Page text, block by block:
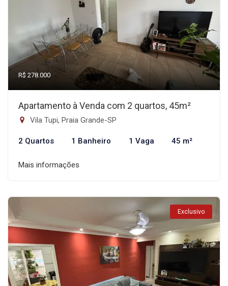
R$ 278.000
Apartamento à Venda com 2 quartos, 45m²
Vila Tupi, Praia Grande-SP
2 Quartos 1 Banheiro 1 Vaga 45 m²
Mais informações
Exclusivo